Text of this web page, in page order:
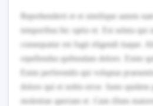
Reprehenderit et et similique autem
temporibus hic optio et. Est soluta qui
consequatur est fugit eligendi itaque.
repellendus quibusdam dolore. Enim
Enim perferendis qui voluptas
dolore qui et nobis error. Iusto quidem
molestiae aperiam et. Cum illum